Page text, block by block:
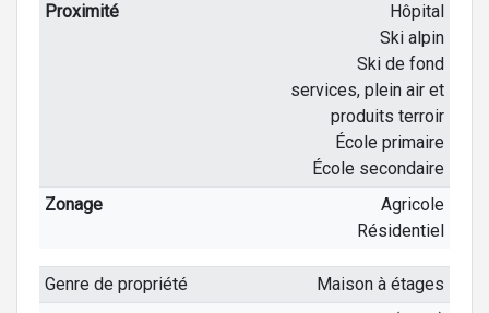
Proximité
Hôpital
Ski alpin
Ski de fond
services, plein air et
produits terroir
École primaire
École secondaire
Zonage
Agricole
Résidentiel
Genre de propriété
Maison à étages